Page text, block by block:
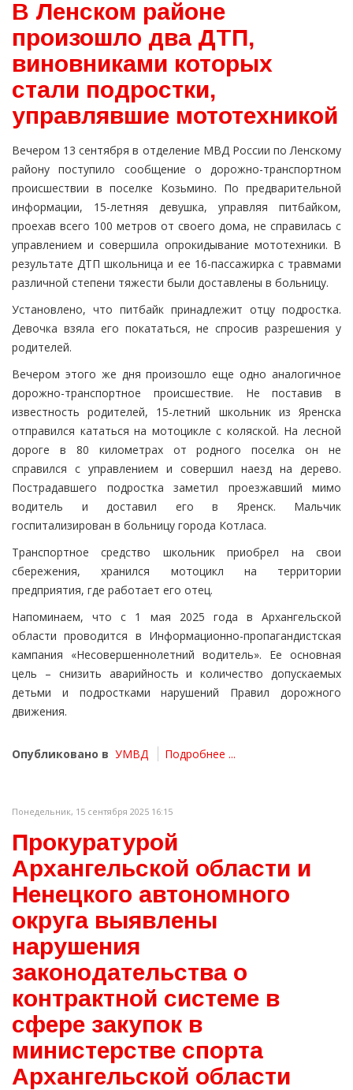
В Ленском районе
произошло два ДТП,
виновниками которых
стали подростки,
управлявшие мототехникой
Вечером 13 сентября в отделение МВД России по Ленскому
району поступило сообщение о дорожно-транспортном
происшествии в поселке Козьмино. По предварительной
информации, 15-летняя девушка, управляя питбайком,
проехав всего 100 метров от своего дома, не справилась с
управлением и совершила опрокидывание мототехники. В
результате ДТП школьница и ее 16-пассажирка с травмами
различной степени тяжести были доставлены в больницу.
Установлено, что питбайк принадлежит отцу подростка.
Девочка взяла его покататься, не спросив разрешения у
родителей.
Вечером этого же дня произошло еще одно аналогичное
дорожно-транспортное происшествие. Не поставив в
известность родителей, 15-летний школьник из Яренска
отправился кататься на мотоцикле с коляской. На лесной
дороге в 80 километрах от родного поселка он не
справился с управлением и совершил наезд на дерево.
Пострадавшего подростка заметил проезжавший мимо
водитель и доставил его в Яренск. Мальчик
госпитализирован в больницу города Котласа.
Транспортное средство школьник приобрел на свои
сбережения, хранился мотоцикл на территории
предприятия, где работает его отец.
Напоминаем, что с 1 мая 2025 года в Архангельской
области проводится в Информационно-пропагандистская
кампания «Несовершеннолетний водитель». Ее основная
цель – снизить аварийность и количество допускаемых
детьми и подростками нарушений Правил дорожного
движения.
Опубликовано в УМВД Подробнее ...
Понедельник, 15 сентября 2025 16:15
Прокуратурой
Архангельской области и
Ненецкого автономного
округа выявлены
нарушения
законодательства о
контрактной системе в
сфере закупок в
министерстве спорта
Архангельской области